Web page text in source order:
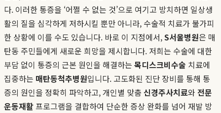
다. 이러한 통증을 ‘어쩔 수 없는 것’으로 여기고 방치하면 일상생
활의 질을 심각하게 저하시킬 뿐만 아니라, 수술적 치료가 불가피
한 상황에 이를 수도 있습니다. 바로 이 지점에서,S서울병원은 매
탄동 주민들에게 새로운 희망을 제시합니다. 저희는 수술에 대한
부담 없이 통증의 근본 원인을 해결하는 목디스크비수술 치료에
집중하는 매탄동척추병원입니다. 고도화된 진단 장비를 통해 통
증의 원인을 정확히 파악하고, 개인별 맞춤 신경주사치료와 전문
운동재활프로그램을 결합하여 단순한 증상 완화를 넘어 재발 방